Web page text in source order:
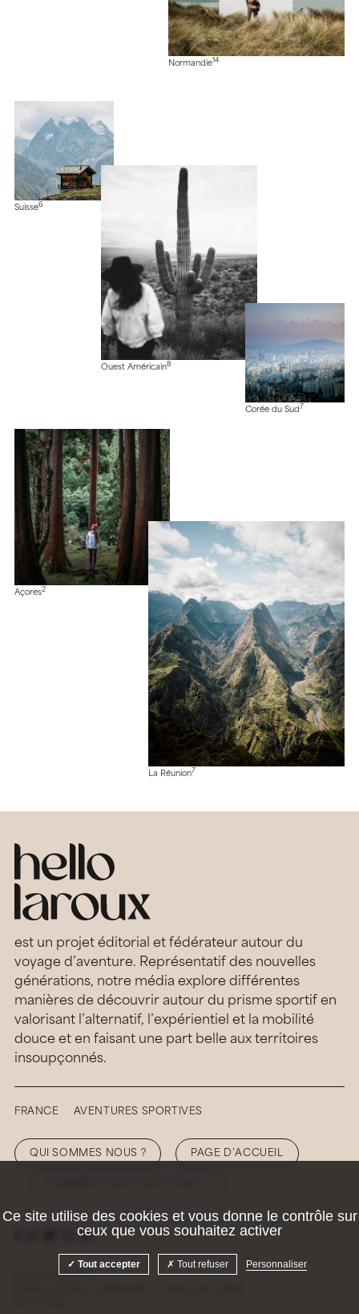
Normandie14
Suisse6
Ouest Américain8
Corée du Sud 7
Açores2
La Réunion7
est un projet éditorial et fédérateur autour du
voyage d’aventure. Représentatif des nouvelles
générations, notre média explore différentes
manières de découvrir autour du prisme sportif en
valorisant l’alternatif, l’expérientiel et la mobilité
douce et en faisant une part belle aux territoires
insoupçonnés.
FRANCE AVENTURES SPORTIVES
QUI SOMMES NOUS ? PAGE D’ACCUEIL
© 2026 Hellolaroux
Ce site utilise des cookies et vous donne le contrôle sur
ceux que vous souhaitez activer
Tout accepter Tout refuser Personnaliser